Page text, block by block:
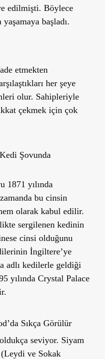
edilmişti. Böylece
yaşamaya başladı.
etmekten
her şeye
olur. Sahipleriyle
çekmek için çok
Şovunda
1871 yılında
bu cinsin
olarak kabul edilir.
sergilenen kedinin
cinsi olduğunu
İngiltere’ye
adlı kedilerle geldiği
yılında Crystal Palace
’da Sıkça Görülür
seviyor. Siyam
ve Sokak